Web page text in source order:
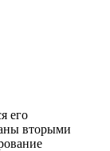
его
вторыми